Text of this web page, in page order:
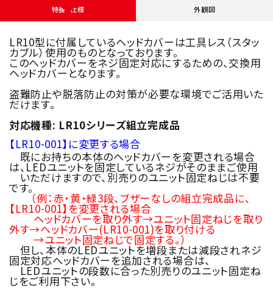
特長・仕様 外観図
LR10型に付属しているヘッドカバーは工具レス（スタッ
カブル）使用のものとなっております。
このヘッドカバーをネジ固定対応にするための、交換用
ヘッドカバーとなります。
盗難防止や脱落防止の対策が必要な環境でご活用いた
だけます。
対応機種: LR10シリーズ組立完成品
【LR10-001】に変更する場合
既にお持ちの本体のヘッドカバーを変更される場合
は、LEDユニットを固定しているネジがそのままご使用
いただけますので、別売りのユニット固定ねじは不要
です。
（例：赤・黄・緑3段、ブザーなしの組立完成品に、
【LR10-001】を変更される場合
ヘッドカバーを取り外す→ユニット固定ねじを取り
外す→ヘッドカバー(LR10-001)を取り付ける
→ユニット固定ねじで固定する。）
但し、本体のLEDユニットを増段または減段されネジ
固定対応ヘッドカバーを追加される場合は、
LEDユニットの段数に合った別売りのユニット固定ね
じをご利用下さい。